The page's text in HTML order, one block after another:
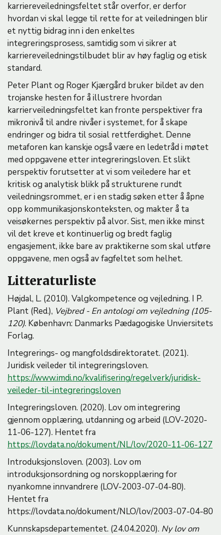
karriereveiledningsfeltet står overfor, er derfor
hvordan vi skal legge til rette for at veiledningen blir
et nyttig bidrag inn i den enkeltes
integreringsprosess, samtidig som vi sikrer at
karriereveiledningstilbudet blir av høy faglig og etisk
standard.
Peter Plant og Roger Kjærgård bruker bildet av den
trojanske hesten for å illustrere hvordan
karrierveiledningsfeltet kan fronte perspektiver fra
mikronivå til andre nivåer i systemet, for å skape
endringer og bidra til sosial rettferdighet. Denne
metaforen kan kanskje også være en ledetråd i møtet
med oppgavene etter integreringsloven. Et slikt
perspektiv forutsetter at vi som veiledere har et
kritisk og analytisk blikk på strukturene rundt
veiledningsrommet, er i en stadig søken etter å åpne
opp kommunikasjonskonteksten, og makter å ta
veisøkernes perspektiv på alvor. Sist, men ikke minst
vil det kreve et kontinuerlig og bredt faglig
engasjement, ikke bare av praktikerne som skal utføre
oppgavene, men også av fagfeltet som helhet.
Litteraturliste
Højdal, L. (2010). Valgkompetence og vejledning. I P.
Plant (Red.), Vejbred - En antologi om vejledning (105-
120). København: Danmarks Pædagogiske Unviersitets
Forlag.
Integrerings- og mangfoldsdirektoratet. (2021).
Juridisk veileder til integreringsloven.
https://www.imdi.no/kvalifisering/regelverk/juridisk-
veileder-til-integreringsloven
Integreringsloven. (2020). Lov om integrering
gjennom opplæring, utdanning og arbeid (LOV-2020-
11-06-127). Hentet fra
https://lovdata.no/dokument/NL/lov/2020-11-06-127
Introduksjonsloven. (2003). Lov om
introduksjonsordning og norskopplæring for
nyankomne innvandrere (LOV-2003-07-04-80).
Hentet fra
https://lovdata.no/dokument/NLO/lov/2003-07-04-80
Kunnskapsdepartementet. (24.04.2020). Ny lov om